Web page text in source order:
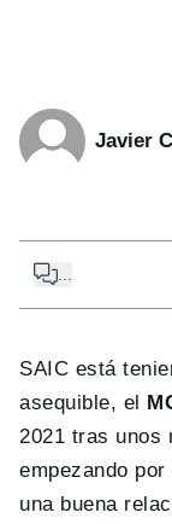
Javier
SAIC está
asequible, el
2021 tras unos
empezando
una buena